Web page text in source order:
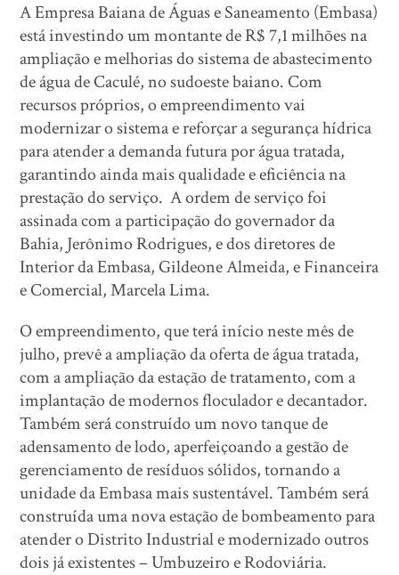
A Empresa Baiana de Águas e Saneamento (Embasa)
está investindo um montante de R$ 7,1 milhões na
ampliação e melhorias do sistema de abastecimento
de água de Caculé, no sudoeste baiano. Com
recursos próprios, o empreendimento vai
modernizar o sistema e reforçar a segurança hídrica
para atender a demanda futura por água tratada,
garantindo ainda mais qualidade e eficiência na
prestação do serviço. A ordem de serviço foi
assinada com a participação do governador da
Bahia, Jerônimo Rodrigues, e dos diretores de
Interior da Embasa, Gildeone Almeida, e Financeira
e Comercial, Marcela Lima.
O empreendimento, que terá início neste mês de
julho, prevê a ampliação da oferta de água tratada,
com a ampliação da estação de tratamento, com a
implantação de modernos floculador e decantador.
Também será construído um novo tanque de
adensamento de lodo, aperfeiçoando a gestão de
gerenciamento de resíduos sólidos, tornando a
unidade da Embasa mais sustentável. Também será
construída uma nova estação de bombeamento para
atender o Distrito Industrial e modernizado outros
dois já existentes – Umbuzeiro e Rodoviária.